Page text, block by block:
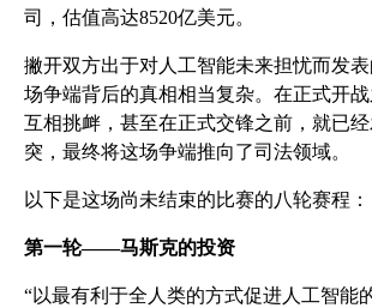
司，估值高达8520亿美元。
撇开双方出于对人工智能未来担忧而发
场争端背后的真相相当复杂。在正式开
互相挑衅，甚至在正式交锋之前，就已
突，最终将这场争端推向了司法领域。
以下是这场尚未结束的比赛的八轮赛程：
第一轮——马斯克的投资
“以最有利于全人类的方式促进人工智能